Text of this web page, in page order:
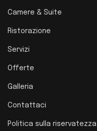
Camere & Suite
Ristorazione
Servizi
Offerte
Galleria
Contattaci
Politica sulla riservatezza